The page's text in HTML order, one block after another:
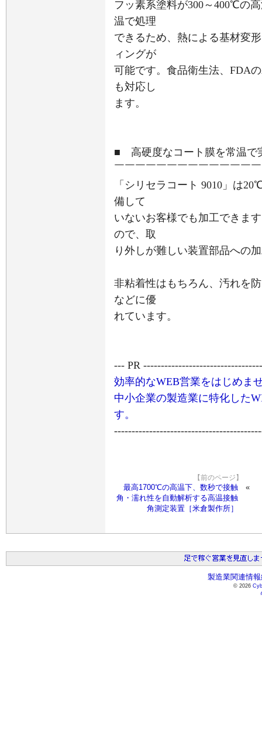
フッ素系塗料が300～400℃の
温で処理
できるため、熱による基材変
ィングが
可能です。食品衛生法、FDA
も対応し
ます。
■ 高硬度なコート膜を常温で
￣￣￣￣￣￣￣￣￣￣￣￣￣
「シリセラコート 9010」は
備して
いないお客様でも加工できま
ので、取
り外しが難しい装置部品への
非粘着性はもちろん、汚れを
などに優
れています。
--- PR
効率的なWEB営業をはじめま
中小企業の製造業に特化した
す。
【前のページ】
最高1700℃の高温下、数秒で接触
角・濡れ性を自動解析する高温接触
角測定装置［米倉製作所］
製造業関連情
© 2026